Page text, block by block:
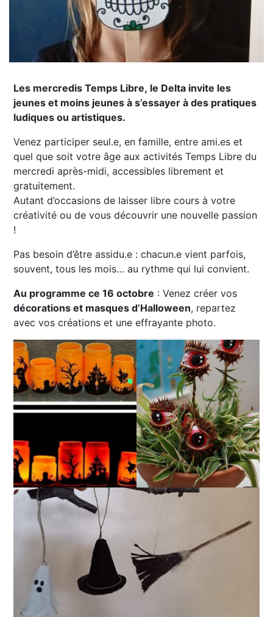
Les mercredis Temps Libre, le Delta invite les
jeunes et moins jeunes à s’essayer à des pratiques
ludiques ou artistiques.
Venez participer seul.e, en famille, entre ami.es et
quel que soit votre âge aux activités Temps Libre du
mercredi après-midi, accessibles librement et
gratuitement.
Autant d’occasions de laisser libre cours à votre
créativité ou de vous découvrir une nouvelle passion
!
Pas besoin d’être assidu.e : chacun.e vient parfois,
souvent, tous les mois… au rythme qui lui convient.
Au programme ce 16 octobre : Venez créer vos
décorations et masques d’Halloween, repartez
avec vos créations et une effrayante photo.